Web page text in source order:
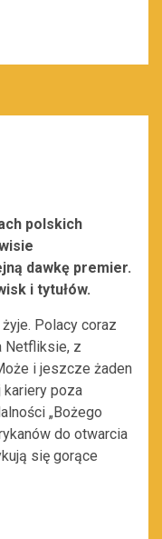
polskich
dawkę premier.
i tytułów.
Polacy coraz
Netfliksie, z
i jeszcze żaden
kariery poza
„Bożego
do otwarcia
się gorące